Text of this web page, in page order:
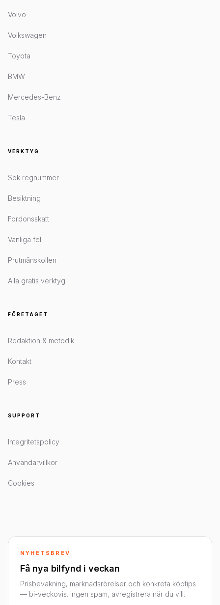
Volvo
Volkswagen
Toyota
BMW
Mercedes-Benz
Tesla
VERKTYG
Sök regnummer
Besiktning
Fordonsskatt
Vanliga fel
Prutmånskollen
Alla gratis verktyg
FÖRETAGET
Redaktion & metodik
Kontakt
Press
SUPPORT
Integritetspolicy
Användarvillkor
Cookies
NYHETSBREV
Få nya bilfynd i veckan
Prisbevakning, marknadsrörelser och konkreta köptips
— bi-veckovis. Ingen spam, avregistrera när du vill.